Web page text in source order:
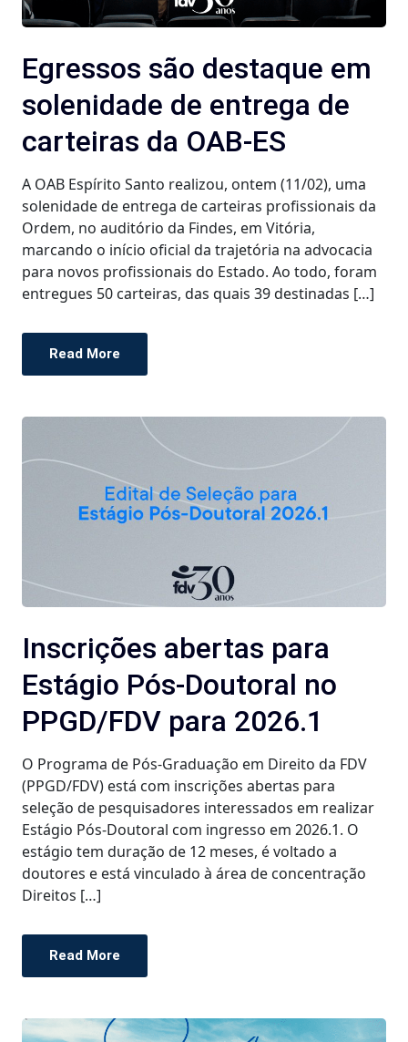
Egressos são destaque em
solenidade de entrega de
carteiras da OAB-ES
A OAB Espírito Santo realizou, ontem (11/02), uma
solenidade de entrega de carteiras profissionais da
Ordem, no auditório da Findes, em Vitória,
marcando o início oficial da trajetória na advocacia
para novos profissionais do Estado. Ao todo, foram
entregues 50 carteiras, das quais 39 destinadas […]
Read More
Inscrições abertas para
Estágio Pós-Doutoral no
PPGD/FDV para 2026.1
O Programa de Pós-Graduação em Direito da FDV
(PPGD/FDV) está com inscrições abertas para
seleção de pesquisadores interessados em realizar
Estágio Pós-Doutoral com ingresso em 2026.1. O
estágio tem duração de 12 meses, é voltado a
doutores e está vinculado à área de concentração
Direitos […]
Read More